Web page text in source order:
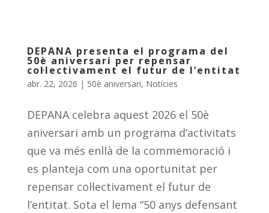
DEPANA presenta el programa del
50è aniversari per repensar
col·lectivament el futur de l’entitat
abr. 22, 2026 | 50è aniversari, Notícies
DEPANA celebra aquest 2026 el 50è
aniversari amb un programa d’activitats
que va més enllà de la commemoració i
es planteja com una oportunitat per
repensar col·lectivament el futur de
l’entitat. Sota el lema “50 anys defensant